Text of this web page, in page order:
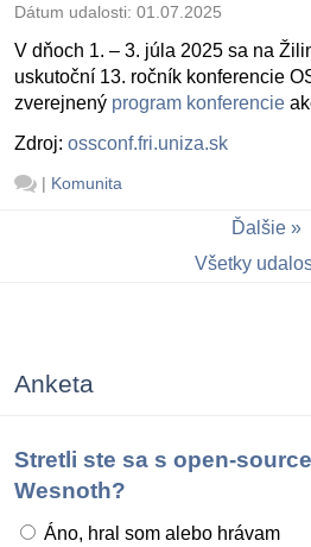
Dátum udalosti: 01.07.2025
V dňoch 1. – 3. júla 2025 sa na
uskutoční 13. ročník konferencie
zverejnený program konferencie
Zdroj: ossconf.fri.uniza.sk
| Komunita
Ďalšie
Všetky
Anketa
Stretli ste sa s open-
Wesnoth?
Áno, hral som alebo hrávam